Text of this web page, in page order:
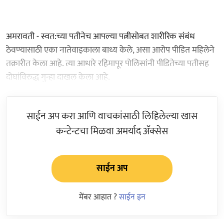
अमरावती - स्वत:च्या पतीनेच आपल्या पत्नीसोबत शारीरिक संबंध
ठेवण्यासाठी एका नातेवाइकाला बाध्य केले, असा आरोप पीडित महिलेने
तक्रारीत केला आहे. त्या आधारे रहिमापूर पोलिसांनी पीडितेच्या पतीसह
दोघांविरुद्ध गुन्हा दाखल केला आहे.
साईन अप करा आणि वाचकांसाठी लिहिलेल्या खास
कन्टेन्टचा मिळवा अमर्याद ॲक्सेस
साईन अप
मेंबर आहात ?साईन इन